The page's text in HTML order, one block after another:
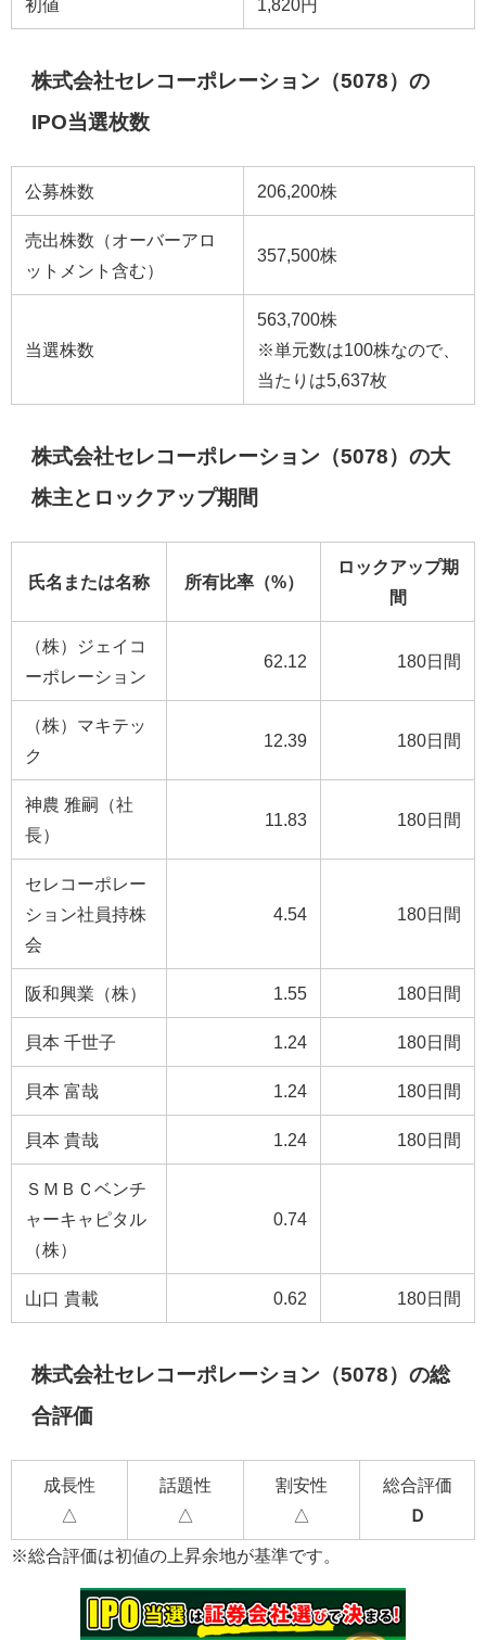
初値 1,820円
株式会社セレコーポレーション（5078）の
IPO当選枚数
公募株数 206,200株
売出株数（オーバーアロ
ットメント含む）
357,500株
当選株数
563,700株
※単元数は100株なので、
当たりは5,637枚
株式会社セレコーポレーション（5078）の大
株主とロックアップ期間
氏名または名称 所有比率（%）
ロックアップ期
間
（株）ジェイコ
ーポレーション
62.12 180日間
（株）マキテッ
ク
12.39 180日間
神農 雅嗣（社
長）
11.83 180日間
セレコーポレー
ション社員持株
会
4.54 180日間
阪和興業（株） 1.55 180日間
貝本 千世子 1.24 180日間
貝本 富哉 1.24 180日間
貝本 貴哉 1.24 180日間
ＳＭＢＣベンチ
ャーキャピタル
（株）
0.74
山口 貴載 0.62 180日間
株式会社セレコーポレーション（5078）の総
合評価
成長性
△
話題性
△
割安性
△
総合評価
Ｄ
※総合評価は初値の上昇余地が基準です。